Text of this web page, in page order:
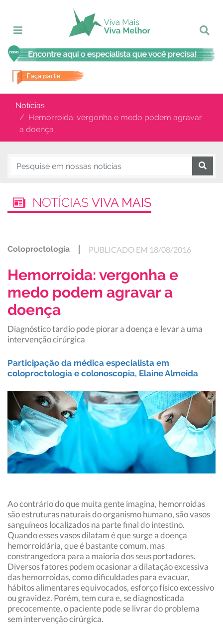
Notícias
Hemorroida: vergonha e medo podem agravar
a doença
NOTÍCIAS VIVA MAIS
Coloproctologia PUBLICADO EM 18/08/2016
Hemorroida: vergonha e
medo podem agravar a
doença
Diagnóstico tardio pode piorar a doença e levar a uma
intervenção cirúrgica
Participação da médica especialista em
coloproctologia e colonoscopia, Elaine Almeida
Ao contrário do que muita gente imagina, hemorroidas
são estruturas naturais do organismo humano, são vasos
sanguíneos localizados na parte final do intestino.
Quando esses vasos dilatam é que surge a doença
hemorroidária, que é bastante comum, mas
constrangedora para a maioria dos seus portadores.
Diversos fatores podem ocasionar a dilatação excessiva
das hemorroidas, como dificuldades para evacuar,
hábitos alimentares equivocados, esforço físico excessivo
ou gravidez. Porém, tem cura e, se diagnosticada
precocemente, o paciente pode se livrar do problema
sem intervenção cirúrgica.